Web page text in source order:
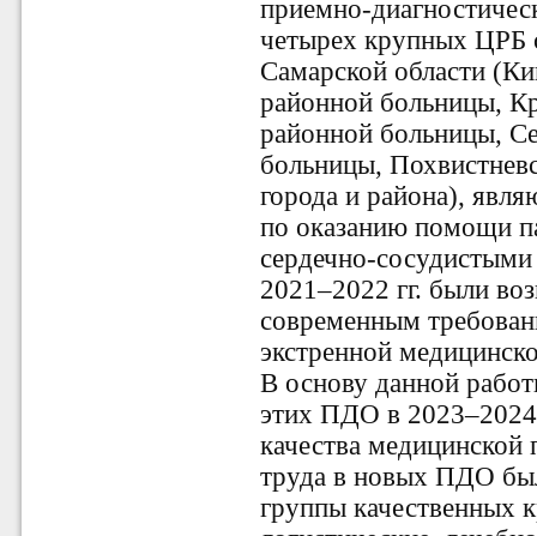
приемно-
четырех крупных ЦРБ
Самарской области
районной больницы,
районной больницы,
больницы,
города и района),
по оказанию помощи
сердечно-
2021–2022 гг. были
современным
экстренной
В основу данной
этих ПДО в 2023–2024
качества
труда в новых ПДО
группы качественных